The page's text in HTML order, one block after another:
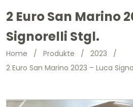
2 Euro San Marino
Signorelli Stgl.
Home / Produkte / 2023 /
2 Euro San Marino 2023 – Luca